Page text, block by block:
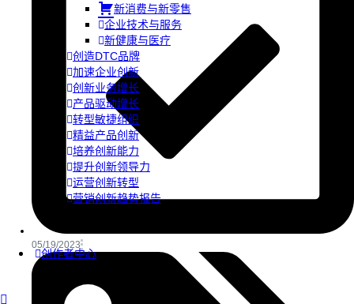
新消费与新零售
企业技术与服务
新健康与医疗
创造DTC品牌
加速企业创新
创新业务增长
产品驱动增长
转型敏捷组织
精益产品创新
培养创新能力
提升创新领导力
运营创新转型
营销创新趋势报告
创作者中心
05/19/2023